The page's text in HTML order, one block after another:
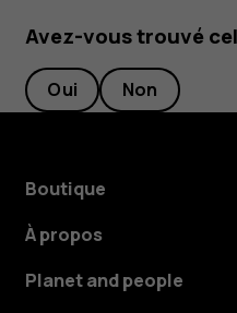
Avez-vous trouvé
Oui Non
Boutique
À propos
Planet and people